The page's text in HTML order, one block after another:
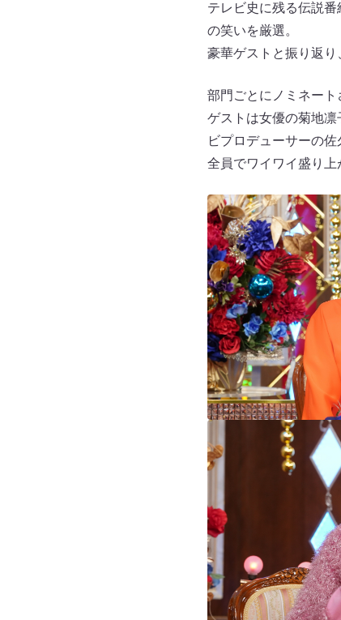
テレビ史に残る伝説
の笑いを厳選。
豪華ゲストと振り返り
部門ごとにノミネート
ゲストは女優の菊地
ビプロデューサーの
全員でワイワイ盛り上